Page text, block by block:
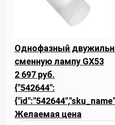
Однофазный
сменную лампу GX53
2 697 руб.
{"542644":
Желаемая цена